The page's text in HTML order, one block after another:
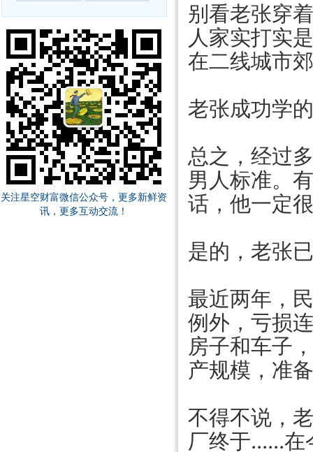
关注星空财富微信公众号，更多新鲜资
讯，更多互动交流！
别看老张穿
人家实打实
在二线城市
老张成功学
总之，经过
男人标准。
话，他一定
是的，老张
最近两年，
例外，亏损
房子和车子
产规模，准
不得不说，
厂终于......